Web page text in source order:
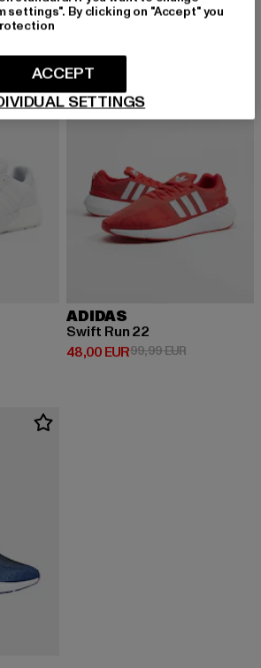
EUR 119,99 EUR
-52%
ADIDAS
Swift Run 22
48,00 EUR
Derzeitiger Preis: 48,00 EUR
99,99 EURAktionspreis:
settings". By clicking on "Accept" you
SETTINGS
ACCEPT